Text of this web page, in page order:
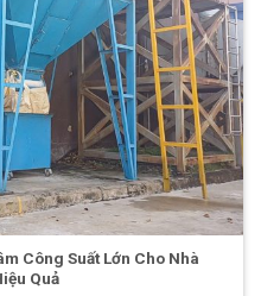
Công Suất Lớn Cho Nhà
Quả